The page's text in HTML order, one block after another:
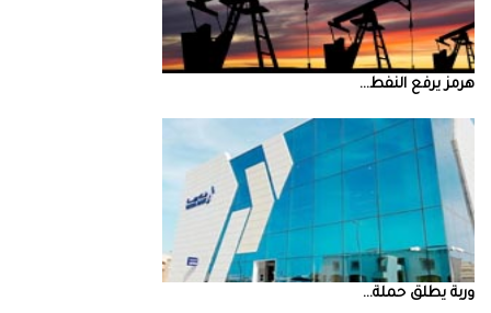
‮‬هرمز‮‬‭ ‬يرفع‭ ‬النفط‭ ...
‮‬وربة‮‬‭ ‬يطلق‭ ‬حملة‭ ...